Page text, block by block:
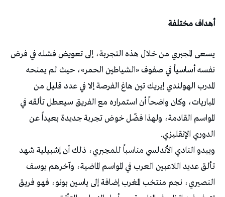
أهداف مختلفة
يسعى المجبري من خلال هذه التجربة، إلى تعويض فشله في فرض
نفسه أساسياً في صفوف «الشياطين الحمر»، حيث لم يمنحه
المدرب الهولندي إيريك تين هاغ الفرصة إلا في عدد قليل من
المباريات، وكان واضحاً أن استمراره مع الفريق سيعطل تألقه في
المواسم القادمة، ولهذا فضّل خوض تجربة جديدة بعيداً عن
الدوري الإنقليزي.
ويبدو النادي الأندلسي مناسباً للمجبري، ذلك أن إشبيلية شهد
تألق عديد اللاعبين العرب في المواسم الماضية، وآخرهم يوسف
النصيري، نجم منتخب المغرب إضافة إلى ياسين بونو، فهو فريق